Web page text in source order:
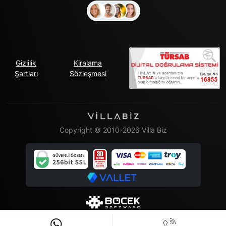
Gizlilik
Şartları
Kiralama
Sözleşmesi
Copyright © 2010-2026 Villa Biz